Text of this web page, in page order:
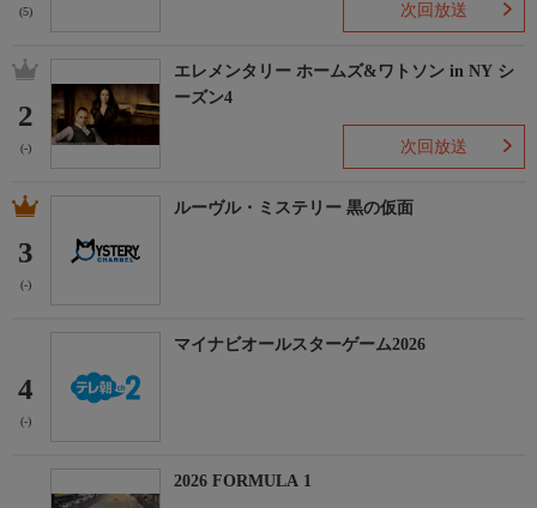
(5) 次回放送
2
(-)
エレメンタリー ホームズ&ワトソン in NY シ
ーズン4
次回放送
3
(-)
ルーヴル・ミステリー 黒の仮面
4
(-)
マイナビオールスターゲーム2026
2026 FORMULA 1